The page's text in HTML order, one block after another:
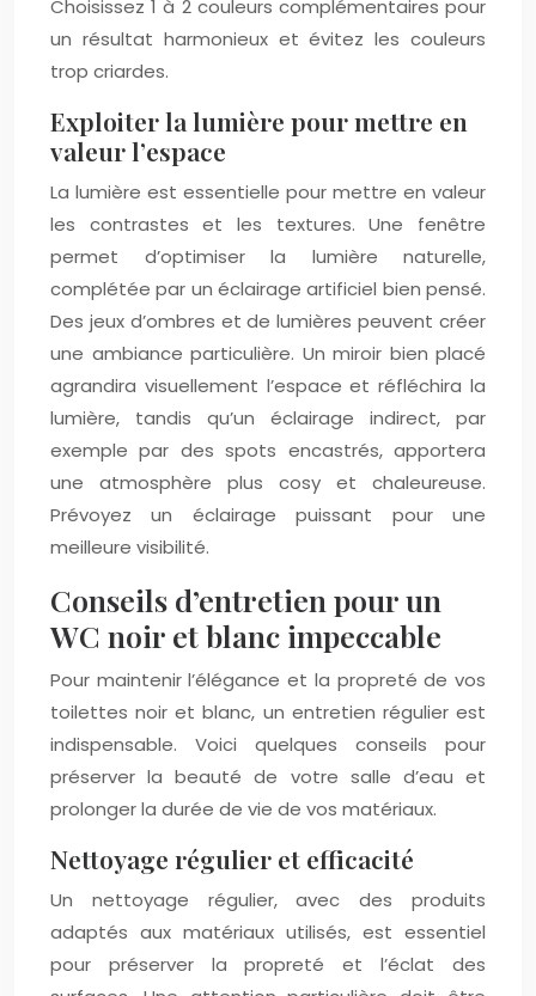
Choisissez 1 à 2 couleurs complémentaires pour
un résultat harmonieux et évitez les couleurs
trop criardes.
Exploiter la lumière pour mettre en
valeur l’espace
La lumière est essentielle pour mettre en valeur
les contrastes et les textures. Une fenêtre
permet d’optimiser la lumière naturelle,
complétée par un éclairage artificiel bien pensé.
Des jeux d’ombres et de lumières peuvent créer
une ambiance particulière. Un miroir bien placé
agrandira visuellement l’espace et réfléchira la
lumière, tandis qu’un éclairage indirect, par
exemple par des spots encastrés, apportera
une atmosphère plus cosy et chaleureuse.
Prévoyez un éclairage puissant pour une
meilleure visibilité.
Conseils d’entretien pour un
WC noir et blanc impeccable
Pour maintenir l’élégance et la propreté de vos
toilettes noir et blanc, un entretien régulier est
indispensable. Voici quelques conseils pour
préserver la beauté de votre salle d’eau et
prolonger la durée de vie de vos matériaux.
Nettoyage régulier et efficacité
Un nettoyage régulier, avec des produits
adaptés aux matériaux utilisés, est essentiel
pour préserver la propreté et l’éclat des